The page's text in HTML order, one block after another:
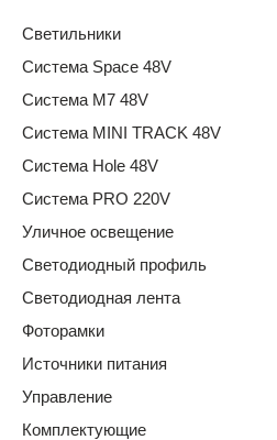
Светильники
Система Space 48V
Система M7 48V
Система MINI TRACK 48V
Система Hole 48V
Система PRO 220V
Уличное освещение
Светодиодный профиль
Светодиодная лента
Фоторамки
Источники питания
Управление
Комплектующие